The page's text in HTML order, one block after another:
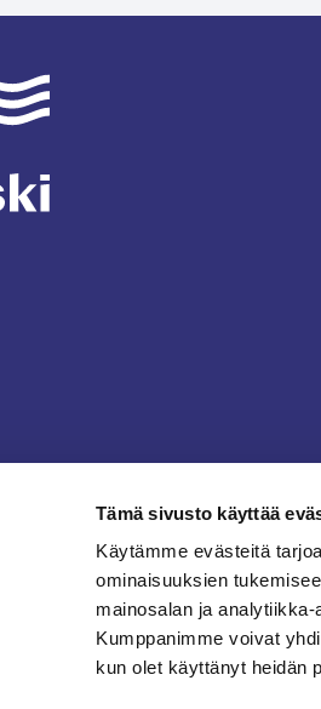
Tämä sivusto käyttää
Käytämme evästeitä
ominaisuuksien
mainosalan ja
Kumppanimme voivat
kun olet käyttänyt heidän